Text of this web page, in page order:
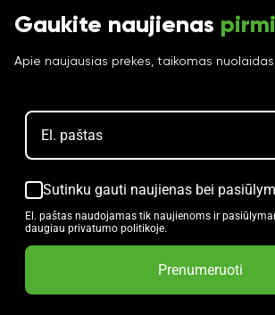
Gaukite naujienas pirmi
Apie naujausias prekes, taikomas
Sutinku gauti naujienas bei
El. paštas naudojamas tik naujienoms ir
daugiau privatumo politikoje.
Prenumeruoti